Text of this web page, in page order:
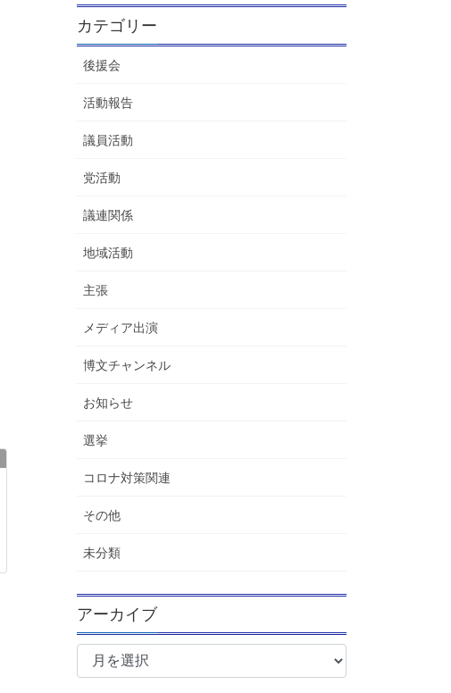
カテゴリー
後援会
活動報告
議員活動
党活動
議連関係
地域活動
主張
メディア出演
博文チャンネル
お知らせ
選挙
コロナ対策関連
その他
未分類
アーカイブ
ア